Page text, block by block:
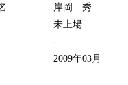
岸岡 秀
未上場
-
2009年03月